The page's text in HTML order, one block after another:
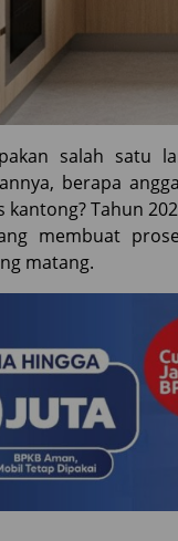
salah satu
berapa
kantong? Tahun
membuat
matang.